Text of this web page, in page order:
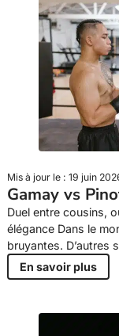
Mis à jour le : 19 juin
Gamay vs
Duel entre cousins,
élégance Dans le
bruyantes. D’autres
En savoir plus